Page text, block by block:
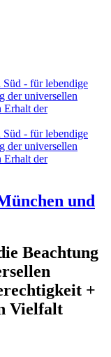
und
Beachtung
+
Vielfalt